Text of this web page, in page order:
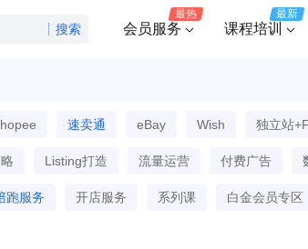
搜索 会员服务
最热
课程培训
最新
速卖通 eBay Wish 独立站
Listing打造 流量运营 付费广告
跑服务 开店服务 系列课 白金会员专区